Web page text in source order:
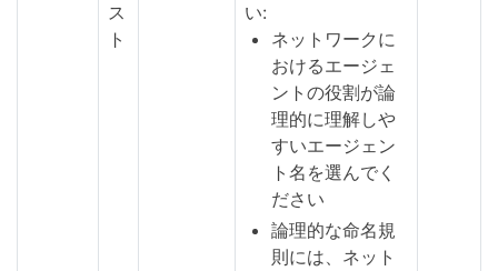
ス
ト
い:
ネットワークに
おけるエージェ
ントの役割が論
理的に理解しや
すいエージェン
ト名を選んでく
ださい
論理的な命名規
則には、ネット